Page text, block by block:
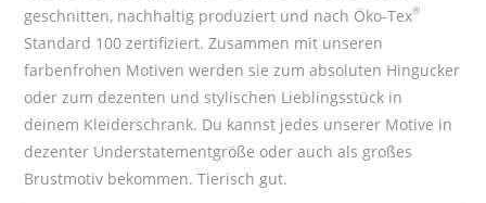
geschnitten, nachhaltig produziert und nach Öko-Tex®
Standard 100 zertifiziert. Zusammen mit unseren
farbenfrohen Motiven werden sie zum absoluten Hingucker
oder zum dezenten und stylischen Lieblingsstück in
deinem Kleiderschrank. Du kannst jedes unserer Motive in
dezenter Understatementgröße oder auch als großes
Brustmotiv bekommen. Tierisch gut.